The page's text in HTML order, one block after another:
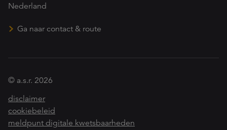
Nederland
Ga naar contact & route
© a.s.r. 2026
disclaimer
cookiebeleid
meldpunt digitale kwetsbaarheden